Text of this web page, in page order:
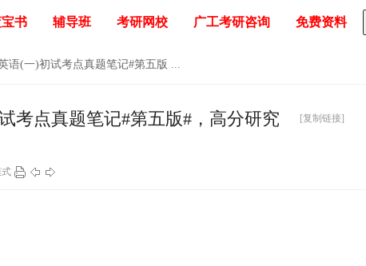
书 辅导班 考研网校 广工考研咨询 免费资料
语(一)初试考点真题笔记#第五版 ...
考点真题笔记#第五版#，高分研究
[复制链接]
式